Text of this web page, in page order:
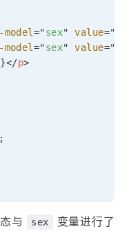
model ="sex" value="
model ="sex" value="
</p>
与 sex
变量进行了